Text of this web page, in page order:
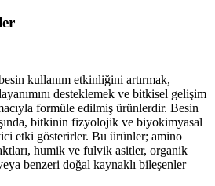
kullanım etkinliğini artırmak,
desteklemek ve bitkisel gelişim
formüle edilmiş ürünlerdir. Besin
bitkinin fizyolojik ve biyokimyasal
etki gösterirler. Bu ürünler; amino
humik ve fulvik asitler, organik
benzeri doğal kaynaklı bileşenler